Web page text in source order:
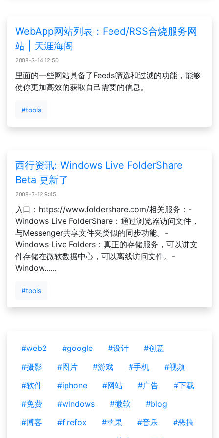
WebApp网站列表：Feed/RSS合烧服务网
站 | 天涯海阁
2008-3-14 12:50
里面的一些网站具备了Feeds筛选和过滤的功能，能够
使你更加高效的获取自己需要的信息。
#tools
西行资讯: Windows Live FolderShare
Beta 更新了
2008-3-12 9:45
入口：https://www.foldershare.com/相关服务：-
Windows Live FolderShare：通过浏览器访问文件，
与Messenger共享文件夹类似的同步功能。-
Windows Live Folders：真正的存储服务，可以讲文
件存储在微软数据中心，可以离线访问文件。-
Window......
#tools
#web2 #google #设计
#创意
#摄影
#图片 #游戏 #手机
#视频
#软件
#iphone #网站 #广告
#下载
#免费
#windows #微软
#blog
#博客
#firefox #苹果 #音乐
#恶搞